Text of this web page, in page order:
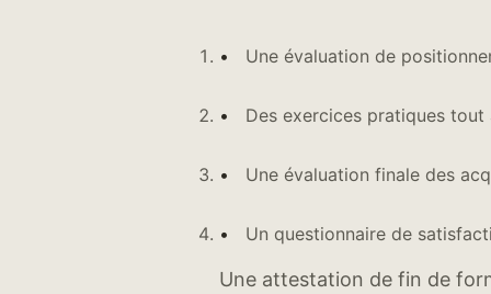
Une évaluation de
Des exercices pratiques tout
Une évaluation finale des
Un questionnaire de
Une attestation de fin de